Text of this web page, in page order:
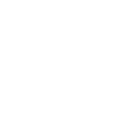
を見据え難し